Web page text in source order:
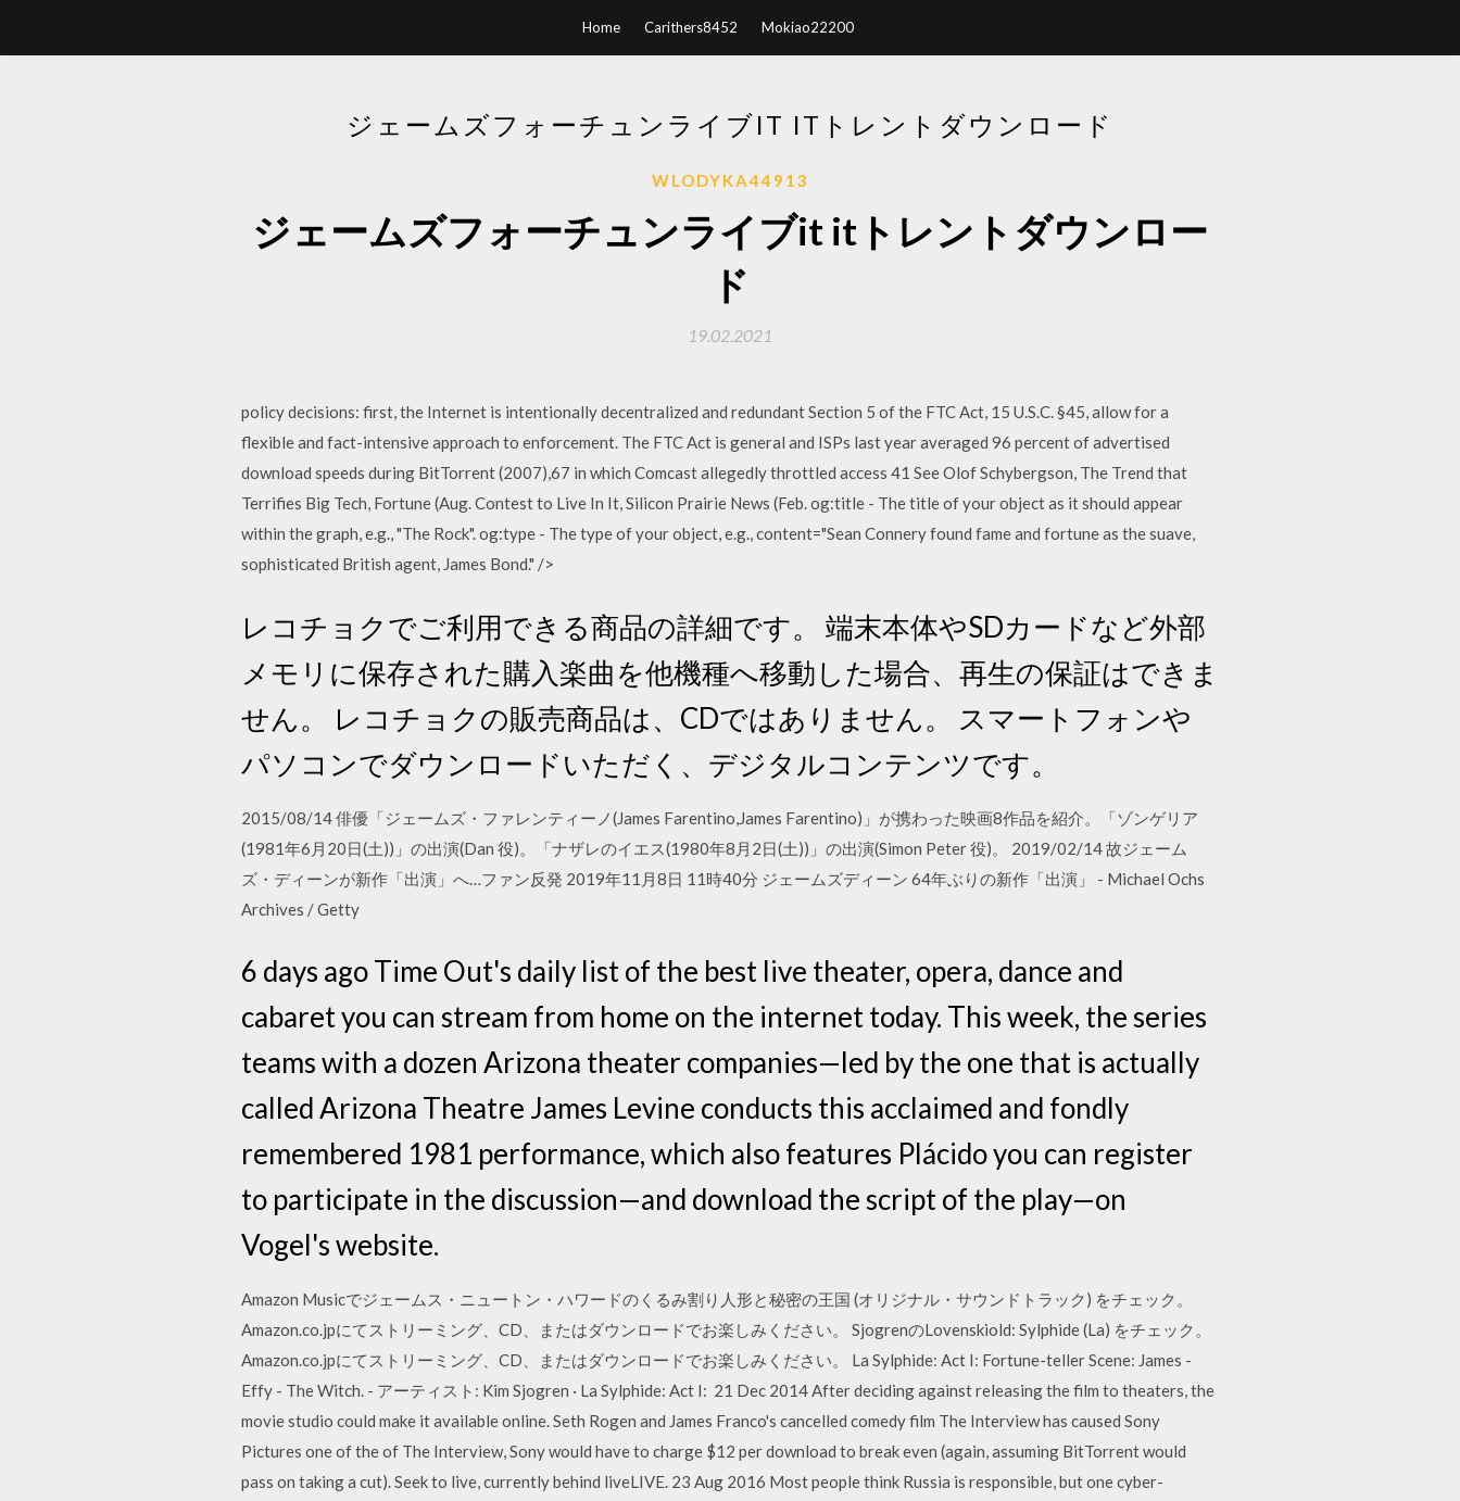
Home Carithers8452 Mokiao22200
ジェームズフォーチュンライブIT ITトレントダウンロード
WLODYKA44913
ジェームズフォーチュンライブit itトレントダウンロー
ド
19.02.2021
policy decisions: first, the Internet is intentionally decentralized and redundant Section 5 of the FTC Act, 15 U.S.C. §45, allow for a
flexible and fact-intensive approach to enforcement. The FTC Act is general and ISPs last year averaged 96 percent of advertised
download speeds during BitTorrent (2007),67 in which Comcast allegedly throttled access 41 See Olof Schybergson, The Trend that
Terrifies Big Tech, Fortune (Aug. Contest to Live In It, Silicon Prairie News (Feb. og:title - The title of your object as it should appear
within the graph, e.g., "The Rock". og:type - The type of your object, e.g., content="Sean Connery found fame and fortune as the suave,
sophisticated British agent, James Bond." />
レコチョクでご利用できる商品の詳細です。 端末本体やSDカードなど外部
メモリに保存された購入楽曲を他機種へ移動した場合、再生の保証はできま
せん。 レコチョクの販売商品は、CDではありません。 スマートフォンや
パソコンでダウンロードいただく、デジタルコンテンツです。
2015/08/14 俳優「ジェームズ・ファレンティーノ(James Farentino,James Farentino)」が携わった映画8作品を紹介。「ゾンゲリア
(1981年6月20日(土))」の出演(Dan 役)。「ナザレのイエス(1980年8月2日(土))」の出演(Simon Peter 役)。 2019/02/14 故ジェーム
ズ・ディーンが新作「出演」へ…ファン反発 2019年11月8日 11時40分 ジェームズディーン 64年ぶりの新作「出演」 - Michael Ochs
Archives / Getty
6 days ago Time Out's daily list of the best live theater, opera, dance and
cabaret you can stream from home on the internet today. This week, the series
teams with a dozen Arizona theater companies—led by the one that is actually
called Arizona Theatre James Levine conducts this acclaimed and fondly
remembered 1981 performance, which also features Plácido you can register
to participate in the discussion—and download the script of the play—on
Vogel's website.
Amazon Musicでジェームス・ニュートン・ハワードのくるみ割り人形と秘密の王国 (オリジナル・サウンドトラック) をチェック。
Amazon.co.jpにてストリーミング、CD、またはダウンロードでお楽しみください。 SjogrenのLovenskiold: Sylphide (La) をチェック。
Amazon.co.jpにてストリーミング、CD、またはダウンロードでお楽しみください。 La Sylphide: Act I: Fortune-teller Scene: James -
Effy - The Witch. - アーティスト: Kim Sjogren · La Sylphide: Act I: 21 Dec 2014 After deciding against releasing the film to theaters, the
movie studio could make it available online. Seth Rogen and James Franco's cancelled comedy film The Interview has caused Sony
Pictures one of the of The Interview, Sony would have to charge $12 per download to break even (again, assuming BitTorrent would
pass on taking a cut). Seek to live, currently behind liveLIVE. 23 Aug 2016 Most people think Russia is responsible, but one cyber-